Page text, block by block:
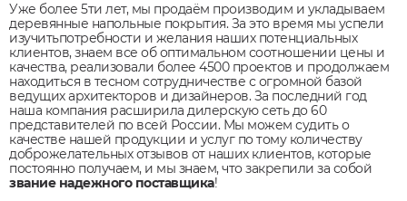
Уже более 5ти лет, мы продаём производим и укладываем
деревянные напольные покрытия. За это время мы успели
изучитьпотребности и желания наших потенциальных
клиентов, знаем все об оптимальном соотношении цены и
качества, реализовали более 4500 проектов и продолжаем
находиться в тесном сотрудничестве с огромной базой
ведущих архитекторов и дизайнеров. За последний год
наша компания расширила дилерскую сеть до 60
представителей по всей России. Мы можем судить о
качестве нашей продукции и услуг по тому количеству
доброжелательных отзывов от наших клиентов, которые
постоянно получаем, и мы знаем, что закрепили за собой
звание надежного поставщика!